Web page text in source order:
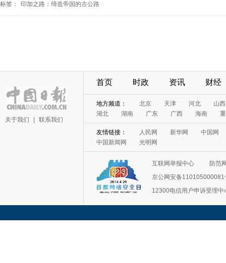
标签： 印加之路：缔造帝国的古公路
关于我们 联系我们
首页 时政 资讯 财经
地方频道： 北京 天津 河北
山西
湖北
湖南 广东 广西 海南
友情链接： 人民网 新华网
中国网
中国新闻网
光明网
互联网举报中心
防范
京公网安备110105000081
12300电信用户申诉受理中